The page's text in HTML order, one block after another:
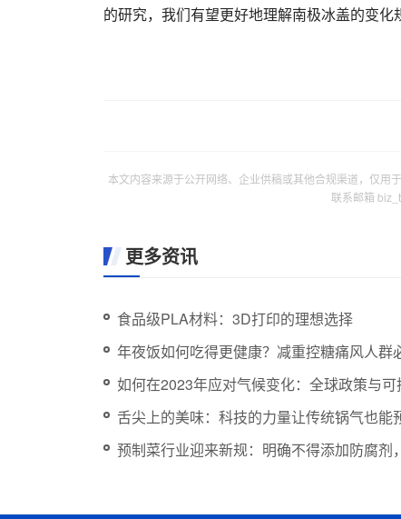
的研究，我们有望更好地理解南极冰盖的变化
本文内容来源于公开网络、企业供稿或其他合规渠道，仅用
联系邮箱
更多资讯
食品级PLA材料：3D打印的理想选择
年夜饭如何吃得更健康？减重控糖痛风人群
如何在2023年应对气候变化：全球政策与
舌尖上的美味：科技的力量让传统锅气也能
预制菜行业迎来新规：明确不得添加防腐剂